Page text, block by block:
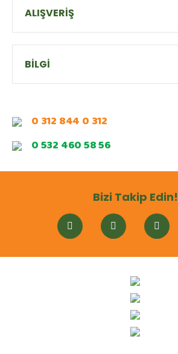
ALIŞVERİŞ
BİLGİ
0 312 844 0 312
0 532 460 58 56
Bizi Takip Edin!